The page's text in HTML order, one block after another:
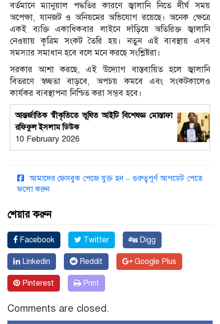
বর্তমানে ম্যানুয়াল পদ্ধতির কারণে জ্বালানি নিতে দীর্ঘ সময়
অপেক্ষা, যানজট ও অনিয়মের অভিযোগ রয়েছে। অনেক ক্ষেত্রে
একই ব্যক্তি একাধিকবার লাইনে দাঁড়িয়ে অতিরিক্ত জ্বালানি
নেওয়ায় কৃত্রিম সংকট তৈরি হয়। নতুন এই ব্যবস্থায় এসব
সমস্যার সমাধান হবে বলে মনে করছে সংশ্লিষ্টরা।
সরকার আশা করছে, এই উদ্যোগ বাস্তবায়িত হলে জ্বালানি
বিতরণে স্বচ্ছতা বাড়বে, অপচয় কমবে এবং সংকটকালেও
কার্যকর ব্যবস্থাপনা নিশ্চিত করা সম্ভব হবে।
আন্তর্জাতিক স্বীকৃতিতে ভূষিত আইটি বিশেষজ্ঞ মোস্তাফা
রফিকুল ইসলাম ডিউক
10 February 2026
আমাদের ফেসবুক পেজে যুক্ত হন – গুরুত্বপূর্ণ আপডেট পেতে
ফলো করুন
শেয়ার করুন
Facebook Twitter Digg
Linkedin Reddit Google Plus
Pinterest Print
Comments are closed.